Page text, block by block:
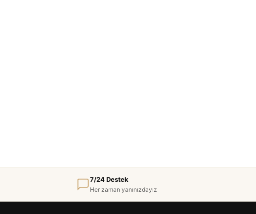
7/24 Destek
Her zaman yanınızdayız